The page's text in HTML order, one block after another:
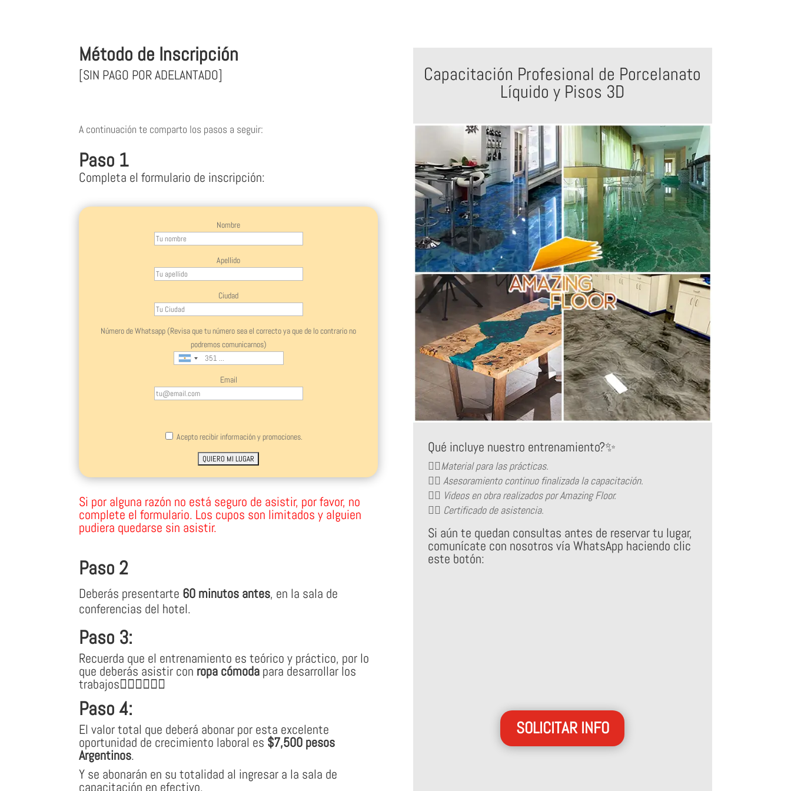
Método de Inscripción
[SIN PAGO POR ADELANTADO]
A continuación te comparto los pasos a seguir:
Paso 1
Completa el formulario de inscripción:
Nombre
Apellido
Ciudad
Número de Whatsapp (Revisa que tu número sea el correcto ya que de lo contrario no
podremos comunicarnos)
Email
Acepto recibir información y promociones.
Si por alguna razón no está seguro de asistir, por favor, no
complete el formulario. Los cupos son limitados y alguien
pudiera quedarse sin asistir.
Paso 2
Deberás presentarte 60 minutos antes, en la sala de
conferencias del hotel.
Paso 3:
Recuerda que el entrenamiento es teórico y práctico, por lo
que deberás asistir con ropa cómoda para desarrollar los
trabajos👷🏽‍♀👷🏼‍♂
Paso 4:
El valor total que deberá abonar por esta excelente
oportunidad de crecimiento laboral es $7,500 pesos
Argentinos.
Y se abonarán en su totalidad al ingresar a la sala de
capacitación en efectivo.
Capacitación Profesional de Porcelanato
Líquido y Pisos 3D
Qué incluye nuestro entrenamiento?✨
👉🏻Material para las prácticas.
👉🏻 Asesoramiento continuo finalizada la capacitación.
👉🏻 Videos en obra realizados por Amazing Floor.
👉🏻 Certificado de asistencia.
Si aún te quedan consultas antes de reservar tu lugar,
comunícate con nosotros vía WhatsApp haciendo clic
este botón:
SOLICITAR INFO